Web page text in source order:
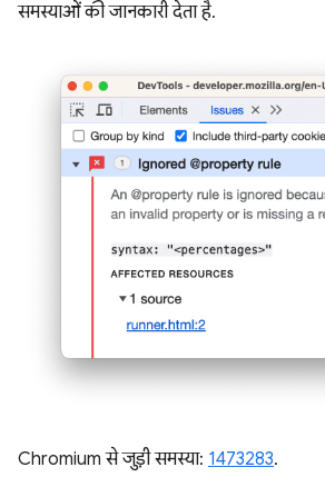
समस्याओं की जानकारी देता है.
Chromium से जुड़ी समस्या: 1473283.